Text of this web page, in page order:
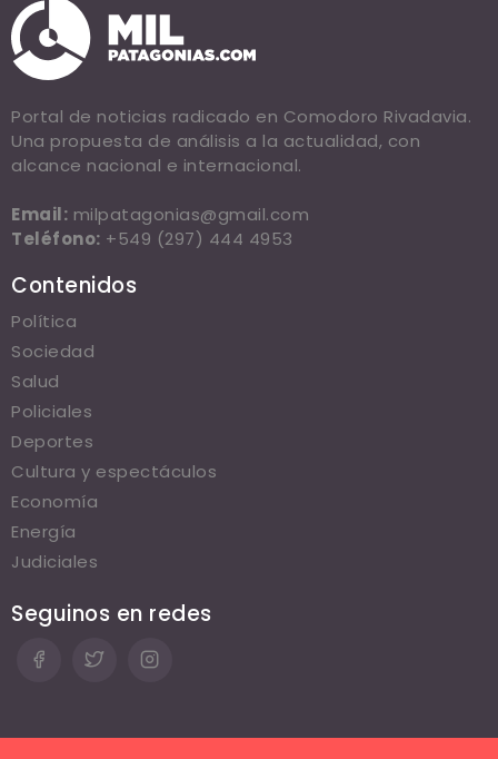
Portal de noticias radicado en Comodoro Rivadavia.
Una propuesta de análisis a la actualidad, con
alcance nacional e internacional.
Email: milpatagonias@gmail.com
Teléfono: +549 (297) 444 4953
Contenidos
Política
Sociedad
Salud
Policiales
Deportes
Cultura y espectáculos
Economía
Energía
Judiciales
Seguinos en redes